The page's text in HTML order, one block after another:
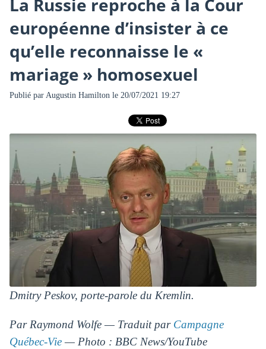
La Russie reproche à la Cour
européenne d’insister à ce
qu’elle reconnaisse le «
mariage » homosexuel
Publié par Augustin Hamilton le 20/07/2021 19:27
Dmitry Peskov, porte-parole du Kremlin.
Par Raymond Wolfe — Traduit par Campagne
Québec-Vie— Photo : BBC News/YouTube